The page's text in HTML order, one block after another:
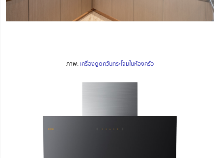
ภาพ: เครื่องดูดควันกระโจมในห้องครัว